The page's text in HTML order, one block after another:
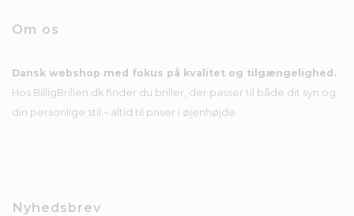
Om os
Dansk webshop med fokus på kvalitet og tilgængelighed.
Hos BilligBrillen.dk finder du briller, der passer til både dit syn og
din personlige stil – altid til priser i øjenhøjde.
Nyhedsbrev